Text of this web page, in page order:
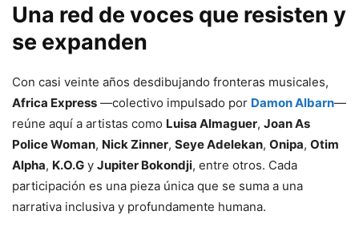
Una red de voces que resisten y
se expanden
Con casi veinte años desdibujando fronteras musicales,
Africa Express —colectivo impulsado por Damon Albarn—
reúne aquí a artistas como Luisa Almaguer, Joan As
Police Woman, Nick Zinner, Seye Adelekan, Onipa, Otim
Alpha, K.O.G y Jupiter Bokondji, entre otros. Cada
participación es una pieza única que se suma a una
narrativa inclusiva y profundamente humana.